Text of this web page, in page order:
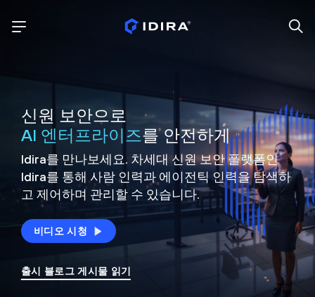
신원 보안으로
AI 엔터프라이즈를 안전하게
Idira를 만나보세요. 차세대 신원보안 플랫폼인
Idira를 통해 사람 인력과 에이전틱 인력을탐색하
고 제어하며 관리할 수 있습니다.
비디오 시청
출시 블로그 게시물 읽기